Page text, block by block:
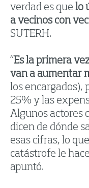
verdad es que lo
a vecinos con
SUTERH.
“Es la primera
van a aumentar
los encargados),
25% y las
Algunos actores
dicen de dónde
esas cifras, lo
catástrofe le
apuntó.